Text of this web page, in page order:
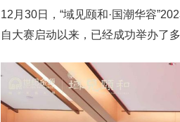
12月30日，“域见颐和·国潮华容
自大赛启动以来，已经成功举办了